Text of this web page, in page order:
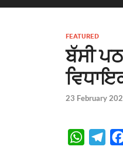
FEATURED
ਬੱਸੀ
23 February
W